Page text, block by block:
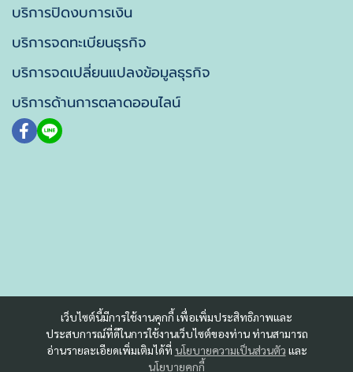
เว็บไซต์นี้มีการใช้งานคุกกี้ เพื่อเพิ่มประสิทธิภาพและ
ประสบการณ์ที่ดีในการใช้งานเว็บไซต์ของท่าน ท่านสามารถ
อ่านรายละเอียดเพิ่มเติมได้ที่ นโยบายความเป็นส่วนตัว และ
นโยบายคุกกี้
บริการปิดงบการเงิน
บริการจดทะเบียนธุรกิจ
บริการจดเปลี่ยนแปลงข้อมูลธุรกิจ
บริการด้านการตลาดออนไลน์